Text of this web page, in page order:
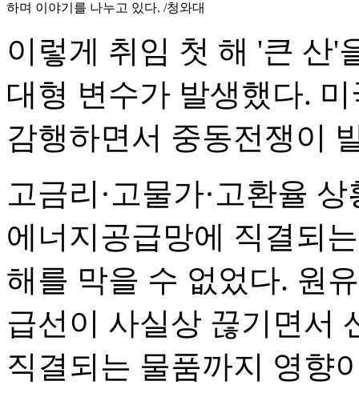
하며 이야기를 나누고 있다. /청와대
이렇게 취임 첫 해 '큰 산'
대형 변수가 발생했다.
감행하면서 중동전쟁이
고금리·고물가·고환율
에너지공급망에 직결되
해를 막을 수 없었다. 원
급선이 사실상 끊기면서
직결되는 물품까지 영향